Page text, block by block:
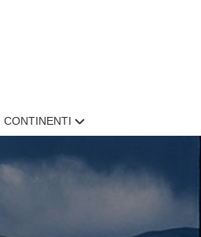
CONTINENTI